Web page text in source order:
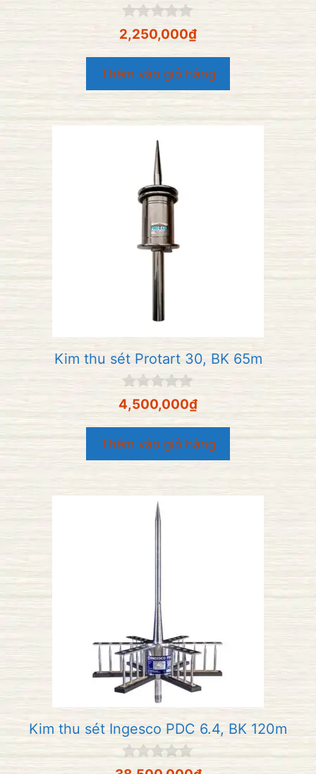
0
n
g
o
à
i
2,250,000₫
Thêm vào giỏ hàng
Kim thu sét Protart 30, BK 65m
0
n
g
o
à
i
4,500,000₫
Thêm vào giỏ hàng
Kim thu sét Ingesco PDC 6.4, BK 120m
0